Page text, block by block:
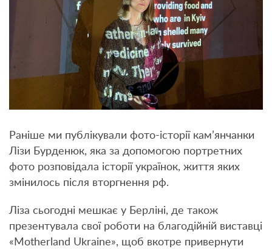
Раніше ми публікували фото-історії кам’янчанки
Лізи Бурденюк, яка за допомогою портретних
фото розповідала історії українок, життя яких
змінилось після вторгнення рф.
Ліза сьогодні мешкає у Берліні, де також
презентувала свої роботи на благодійній виставці
«Motherland Ukraine», щоб вкотре привернути